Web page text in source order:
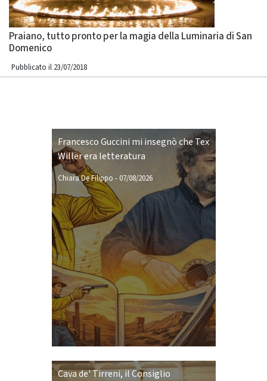
Praiano, tutto pronto per la magia della Luminaria di San
Domenico
Pubblicato il 23/07/2018
Francesco Guccini mi insegnò che Tex
Willer era letteratura
Chiara De Filippo -07/08/2026
Cava de' Tirreni, il Consiglio